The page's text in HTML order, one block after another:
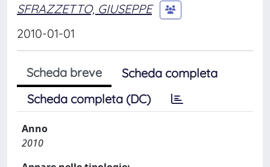
SFRAZZETTO, GIUSEPPE
2010-01-01
Scheda breve
Scheda completa
Scheda completa (DC)
Anno
2010